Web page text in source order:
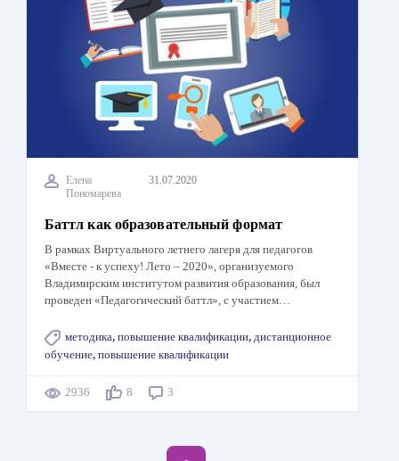
Елена
Пономарева
31.07.2020
Баттл как образовательный формат
В рамках Виртуального летнего лагеря для педагогов
«Вместе - к успеху! Лето – 2020», организуемого
Владимирским институтом развития образования, был
проведен «Педагогический баттл», с участием…
методика, повышение квалификации, дистанционное
обучение, повышение квалификации
2936 8 3